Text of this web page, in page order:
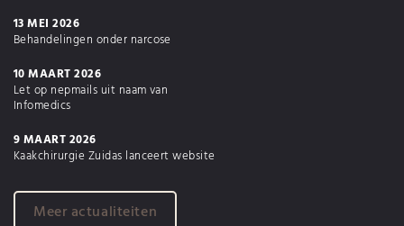
13 MEI 2026
Behandelingen onder narcose
10 MAART 2026
Let op nepmails uit naam van
Infomedics
9 MAART 2026
Kaakchirurgie Zuidas lanceert website
Meer actualiteiten